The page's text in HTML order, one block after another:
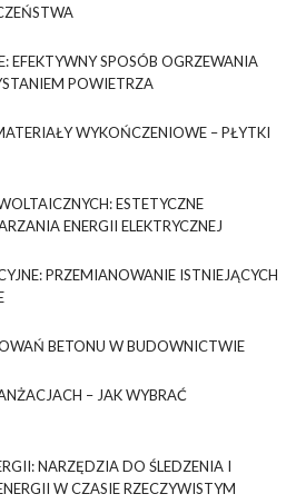
EFEKTYWNY SPOSÓB OGRZEWANIA
POWIETRZA
WYKOŃCZENIOWE – PŁYTKI
ESTETYCZNE
ENERGII ELEKTRYCZNEJ
PRZEMIANOWANIE ISTNIEJĄCYCH
BETONU W BUDOWNICTWIE
– JAK WYBRAĆ
NARZĘDZIA DO ŚLEDZENIA I
W CZASIE RZECZYWISTYM